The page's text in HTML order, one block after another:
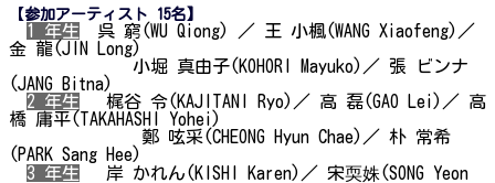
【参加アーティスト 15名】
1 年生
呉 窮(WU Qiong) ／ 王 小楓(WANG Xiaofeng)／
金 龍(JIN Long)
小堀 真由子(KOHORI Mayuko)／ 張 ビンナ
(JANG Bitna)
2 年生 梶谷 令(KAJITANI Ryo)／ 高 磊(GAO Lei)／ 高
橋 庸平(TAKAHASHI Yohei)
鄭 呟采(CHEONG Hyun Chae)／ 朴 常希
(PARK Sang Hee)
3 年生 岸 かれん(KISHI Karen)／ 宋耎姝(SONG Yeon